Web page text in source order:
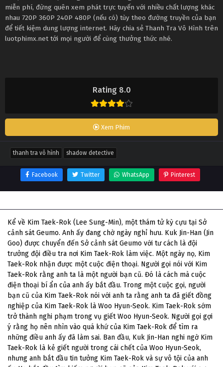
Rating 8.0
Xem Phim
miễn phí, đừng quên xem phát trực tuyến với nhiều chất lượng khác
nhau 720P 360P 240P 480P (nếu có) tùy theo đường truyền của bạn
để tiết kiệm dung lượng internet. Hãy chia sẻ Thanh Tra Vô Hình trên
luotphimx.net tới mọi người để cùng thưởng thức nhé.
thanh tra vô hình shadow detective
Facebook Twitter WhatsApp Pinterest
Kể về Kim Taek-Rok (Lee Sung-Min), một thám tử kỳ cựu tại Sở
cảnh sát Geumo. Anh ấy đang chờ ngày nghỉ hưu. Kuk Jin-Han (Jin
Goo) được chuyển đến Sở cảnh sát Geumo với tư cách là đội
trưởng đội điều tra nơi Kim Taek-Rok làm việc. Một ngày nọ, Kim
Taek-Rok nhận được một cuộc điện thoại. Người gọi nói với Kim
Taek-Rok rằng anh ta là một người bạn cũ. Đó là cách mà cuộc
điện thoại bí ẩn của anh ấy bắt đầu. Trong một cuộc gọi, người
bạn cũ của Kim Taek-Rok nói với anh ta rằng anh ta đã giết đồng
nghiệp của Kim Taek-Rok là Woo Hyun-Seok. Kim Taek-Rok sớm
trở thành nghi phạm trong vụ giết Woo Hyun-Seok. Người gọi gợi
ý rằng họ nên nhìn vào quá khứ của Kim Taek-Rok để tìm ra
những điều anh ấy đã làm sai. Ban đầu, Kuk Jin-Han nghi ngờ Kim
Taek-Rok là kẻ giết người trong cái chết của Woo Hyun-Seok,
nhưng anh bắt đầu tin tưởng Kim Taek-Rok và sự vô tội của anh